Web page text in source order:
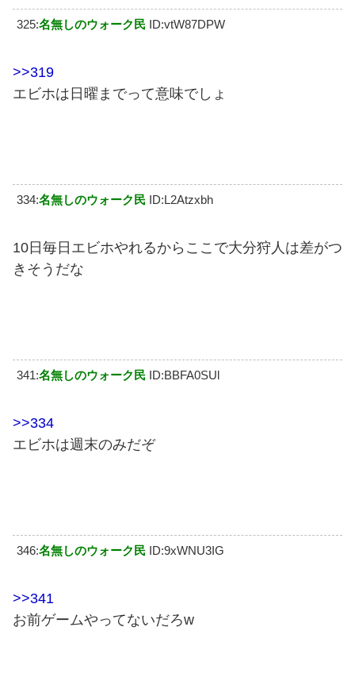
325:名無しのウォーク民 ID:vtW87DPW
>>319
エビホは日曜までって意味でしょ
334:名無しのウォーク民 ID:L2Atzxbh
10日毎日エビホやれるからここで大分狩人は差がつ
きそうだな
341:名無しのウォーク民 ID:BBFA0SUl
>>334
エビホは週末のみだぞ
346:名無しのウォーク民 ID:9xWNU3IG
>>341
お前ゲームやってないだろw